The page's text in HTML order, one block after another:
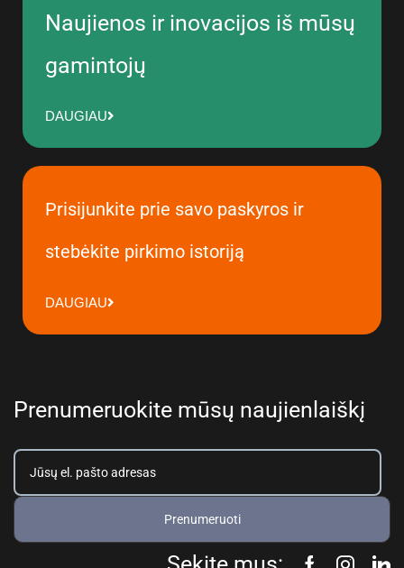
Naujienos ir inovacijos iš mūsų
gamintojų
DAUGIAU
Prisijunkite prie savo paskyros ir
stebėkite pirkimo istoriją
DAUGIAU
Prenumeruokite mūsų naujienlaiškį
Prenumeruoti